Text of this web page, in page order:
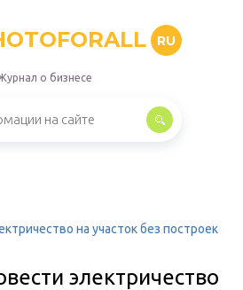
RU
о бизнесе
на участок без построек
электричество